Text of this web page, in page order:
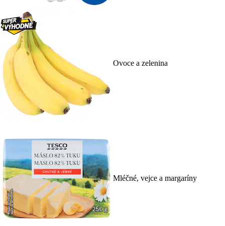
Ovoce a zelenina
Mléčné, vejce a margaríny